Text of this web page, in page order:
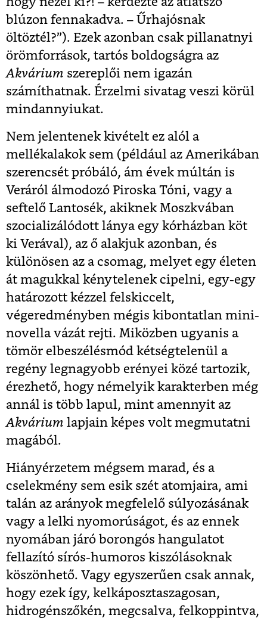
blúzon fennakadva. – Űrhajósnak
öltöztél?”). Ezek azonban csak pillanatnyi
örömforrások, tartós boldogságra az
Akvárium szereplői nem igazán
számíthatnak. Érzelmi sivatag veszi körül
mindannyiukat.
Nem jelentenek kivételt ez alól a
mellékalakok sem (például az Amerikában
szerencsét próbáló, ám évek múltán is
Veráról álmodozó Piroska Tóni, vagy a
seftelő Lantosék, akiknek Moszkvában
szocializálódott lánya egy kórházban köt
ki Verával), az ő alakjuk azonban, és
különösen az a csomag, melyet egy életen
át magukkal kénytelenek cipelni, egy-egy
határozott kézzel felskiccelt,
végeredményben mégis kibontatlan mini-
novella vázát rejti. Miközben ugyanis a
tömör elbeszélésmód kétségtelenül a
regény legnagyobb erényei közé tartozik,
érezhető, hogy némelyik karakterben még
annál is több lapul, mint amennyit az
Akvárium lapjain képes volt megmutatni
magából.
Hiányérzetem mégsem marad, és a
cselekmény sem esik szét atomjaira, ami
talán az arányok megfelelő súlyozásának
vagy a lelki nyomorúságot, és az ennek
nyomában járó borongós hangulatot
fellazító sírós-humoros kiszólásoknak
köszönhető. Vagy egyszerűen csak annak,
hogy ezek így, kelkáposztaszagosan,
hidrogénszőkén, megcsalva, felkoppintva,